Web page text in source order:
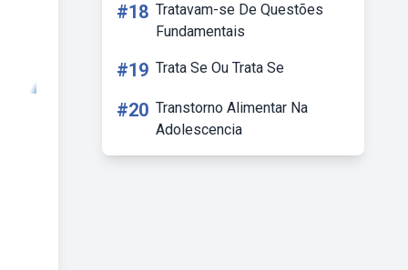
#18 Tratavam-se De Questões
Fundamentais
#19 Trata Se Ou Trata Se
#20 Transtorno Alimentar Na
Adolescencia